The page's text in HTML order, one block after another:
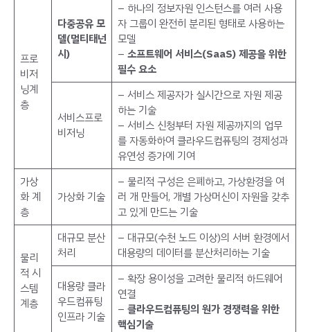
프로
비저
닝계
층
다중공유 모
델(멀티태넌
시)
– 하나의 정보자원 인스턴스를 여러 사용
자 그룹이 완전히 분리된 형태로 사용하는
모델
– 소프트웨어 서비스(SaaS) 제공을 위한
필수 요소
서비스프로
비저닝
– 서비스 제공자가 실시간으로 자원 제공
하는 기술
– 서비스 신청부터 자원 제공까지의 업무
를 자동화하여 클라우드컴퓨팅의 경제성과
유연성 증가에 기여
가상
화 계
층
가상화 기술
– 물리적 구성은 은폐하고, 가상환경을 여
러 개 만들어, 개별 가상머신이 자원을 갖추
고 있게 만드는 기술
물리
적 시
스템
계층
대규모 분산
처리
– 대규모(수천 노드 이상)의 서버 환경에서
대용량의 데이터를 분산처리하는 기술
대용량 클라
우드컴퓨팅
인프라 기술
– 확장 용이성을 고려한 물리적 하드웨어
연결
– 클라우드컴퓨팅의 원가 경쟁력을 위한
핵심기술